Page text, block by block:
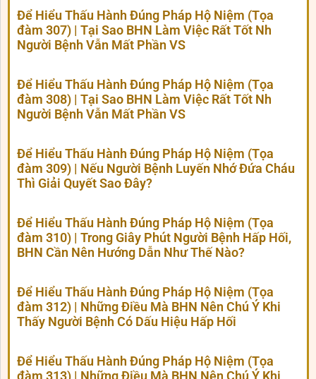
Để Hiểu Thấu Hành Đúng Pháp Hộ Niệm (Tọa
đàm 307) | Tại Sao BHN Làm Việc Rất Tốt Nh
Người Bệnh Vẫn Mất Phần VS
Để Hiểu Thấu Hành Đúng Pháp Hộ Niệm (Tọa
đàm 308) | Tại Sao BHN Làm Việc Rất Tốt Nh
Người Bệnh Vẫn Mất Phần VS
Để Hiểu Thấu Hành Đúng Pháp Hộ Niệm (Tọa
đàm 309) | Nếu Người Bệnh Luyến Nhớ Đứa Cháu
Thì Giải Quyết Sao Đây?
Để Hiểu Thấu Hành Đúng Pháp Hộ Niệm (Tọa
đàm 310) | Trong Giây Phút Người Bệnh Hấp Hối,
BHN Cần Nên Hướng Dẫn Như Thế Nào?
Để Hiểu Thấu Hành Đúng Pháp Hộ Niệm (Tọa
đàm 312) | Những Điều Mà BHN Nên Chú Ý Khi
Thấy Người Bệnh Có Dấu Hiệu Hấp Hối
Để Hiểu Thấu Hành Đúng Pháp Hộ Niệm (Tọa